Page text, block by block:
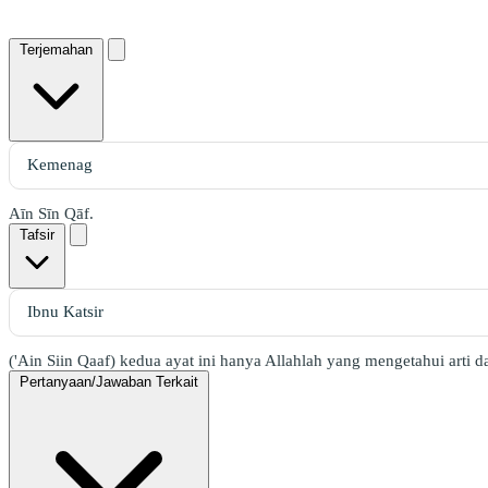
Terjemahan
Aīn Sīn Qāf.
Tafsir
('Ain Siin Qaaf) kedua ayat ini hanya Allahlah yang mengetahui arti
Pertanyaan/Jawaban Terkait